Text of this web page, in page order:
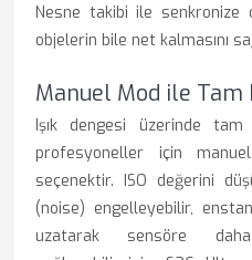
Nesne takibi ile senkronize
objelerin bile net kalmasını
Manuel Mod ile
Işık dengesi üzerinde
profesyoneller için
seçenektir. ISO değerini
(noise) engelleyebilir,
uzatarak sensöre